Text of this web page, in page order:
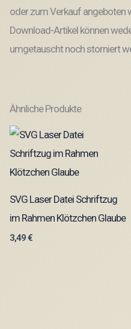
oder zum Verkauf angeboten
Download-Artikel können
umgetauscht noch storniert
Ähnliche Produkte
SVG Laser Datei Schriftzug
im Rahmen Klötzchen Glaube
3,49€